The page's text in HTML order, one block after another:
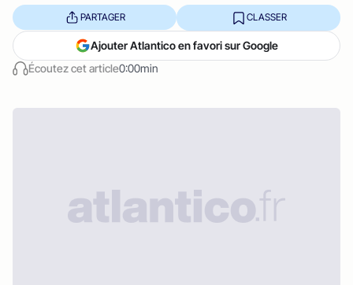
Écoutez cet article0:00min
PARTAGER CLASSER
Ajouter Atlantico en favori sur Google